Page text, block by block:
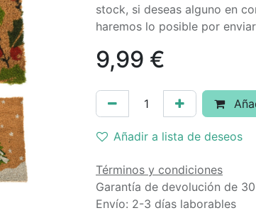
stock, si deseas alguno en
haremos lo posible por
9,99 €
Añadir a lista de deseos
Términos y condiciones
Garantía de devolución de
Envío: 2-3 días laborables